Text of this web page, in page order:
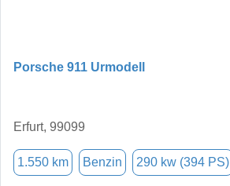
Porsche 911 Urmodell
Erfurt, 99099
1.550 km Benzin 290 kw (394 PS)